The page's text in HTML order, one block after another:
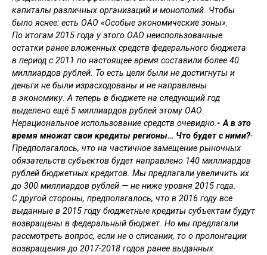
капиталы различных организаций и монополий. Чтобы
было яснее: есть ОАО «Особые экономические зоны».
По итогам 2015 года у этого ОАО неиспользованные
остатки ранее вложенных средств федерального бюджета
в период с 2011 по настоящее время составили более 40
миллиардов рублей. То есть цели были не достигнуты и
деньги не были израсходованы и не направлены
в экономику. А теперь в бюджете на следующий год
выделено ещё 5 миллиардов рублей этому ОАО.
Нерациональное использование средств очевидно.- А в это
время множат свои кредиты регионы… Что будет с ними?-
Предполагалось, что на частичное замещение рыночных
обязательств субъектов будет направлено 140 миллиардов
рублей бюджетных кредитов. Мы предлагали увеличить их
до 300 миллиардов рублей — не ниже уровня 2015 года.
С другой стороны, предполагалось, что в 2016 году все
выданные в 2015 году бюджетные кредиты субъектам будут
возвращены в федеральный бюджет. Но мы предлагали
рассмотреть вопрос, если не о списании, то о пролонгации
возвращения до 2017-2018 годов ранее выданных